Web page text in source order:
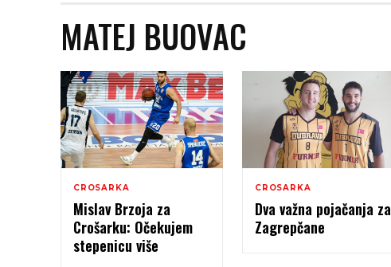
MATEJ BUOVAC
CROSARKA
Mislav Brzoja za
Crošarku: Očekujem
stepenicu više
CROSARKA
Dva važna pojačanja za
Zagrepčane